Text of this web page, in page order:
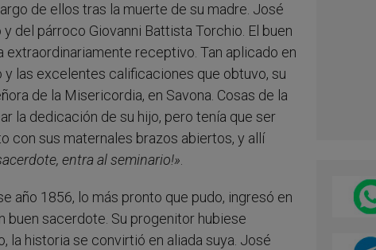
de ellos tras la muerte de su madre. José
del párroco Giovanni Battista Torchio. El buen
receptivo. Tan aplicado en
las excelentes calificaciones que obtuvo, su
de la Misericordia, en Savona. Cosas de la
la dedicación de su hijo, pero tenía que ser
con sus maternales brazos abiertos, y allí
entra al seminario!».
año 1856, lo más pronto que pudo, ingresó en
buen sacerdote. Su progenitor hubiese
la historia se convirtió en aliada suya. José